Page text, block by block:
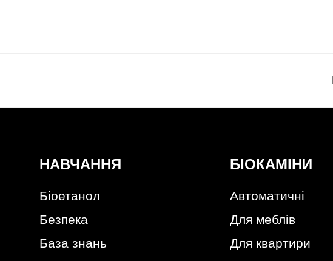
НАВЧАННЯ
Біоетанол
Безпека
База знань
БІОКАМІНИ
Автоматичні
Для меблів
Для квартири